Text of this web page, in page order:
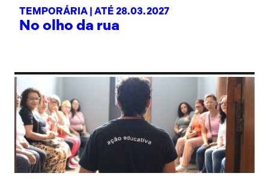
TEMPORÁRIA | ATÉ 28.03.2027
No olho da rua